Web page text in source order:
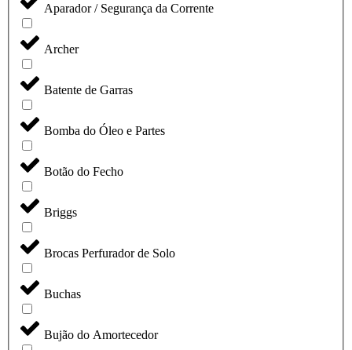
Aparador / Segurança da Corrente
Archer
Batente de Garras
Bomba do Óleo e Partes
Botão do Fecho
Briggs
Brocas Perfurador de Solo
Buchas
Bujão do Amortecedor